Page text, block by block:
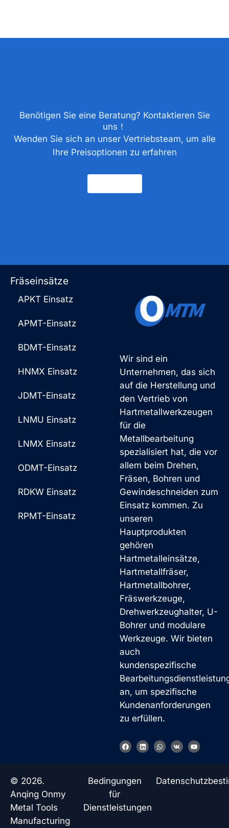
Benötigen Sie eine Beratung? Kontaktieren Sie
uns！
Wenden Sie sich an unser Vertriebsteam, um alle
Ihre Preisoptionen zu erfahren
Wir sind ein
Unternehmen, das sich
auf die Herstellung und
den Vertrieb von
Hartmetallwerkzeugen
für die
Metallbearbeitung
spezialisiert hat, die vor
allem beim Drehen,
Fräsen, Bohren und
Gewindeschneiden zum
Einsatz kommen. Zu
unseren
Hauptprodukten
gehören
Hartmetalleinsätze,
Hartmetallfräser,
Hartmetallbohrer,
Fräswerkzeuge,
Drehwerkzeughalter, U-
Bohrer und modulare
Werkzeuge. Wir bieten
auch
kundenspezifische
an, um spezifische
Kundenanforderungen
zu erfüllen.
F
a
o
L
i
W
h
a
p
V
k
Y
o
e
Fräseinsätze
APKT Einsatz
APMT-Einsatz
BDMT-Einsatz
HNMX Einsatz
JDMT-Einsatz
LNMU Einsatz
LNMX Einsatz
ODMT-Einsatz
RDKW Einsatz
RPMT-Einsatz
© 2026.
Anqing Onmy
Metal Tools
Manufacturing
Bedingungen
für
Dienstleistungen